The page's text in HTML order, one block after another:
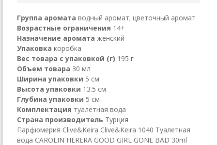
Группа аромата водный аромат; цветочный аромат
Возрастные ограничения 14+
Назначение аромата женский
Упаковка коробка
Вес товара с упаковкой (г) 195 г
Объем товара 30 мл
Ширина упаковки 5 см
Высота упаковки 13.5 см
Глубина упаковки 5 см
Комплектация туалетная вода
Страна производитель Турция
Парфюмерия Clive&Keira Clive&Keira 1040 Туалетная
вода CAROLIN HERERA GOOD GIRL GONE BAD 30ml